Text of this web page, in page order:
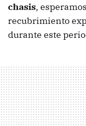
chasis,
recubrimiento
durante este